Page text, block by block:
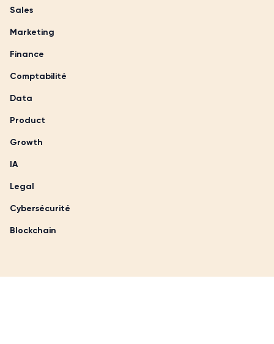
Sales
Marketing
Finance
Comptabilité
Data
Product
Growth
IA
Legal
Cybersécurité
Blockchain